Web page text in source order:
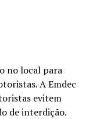
no local para
A Emdec
evitem
de interdição.